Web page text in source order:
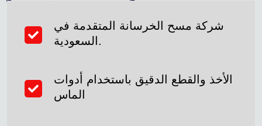
شركة مسح الخرسانة المتقدمة في
السعودية.
الأخذ والقطع الدقيق باستخدام أدوات
الماس